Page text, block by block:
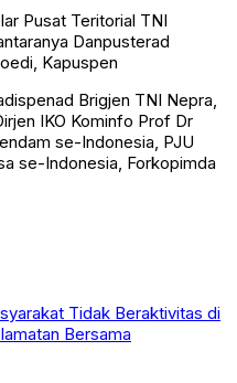
Pusat Teritorial TNI
Danpusterad
Kapuspen
Brigjen TNI Nepra,
IKO Kominfo Prof Dr
se-Indonesia, PJU
se-Indonesia, Forkopimda